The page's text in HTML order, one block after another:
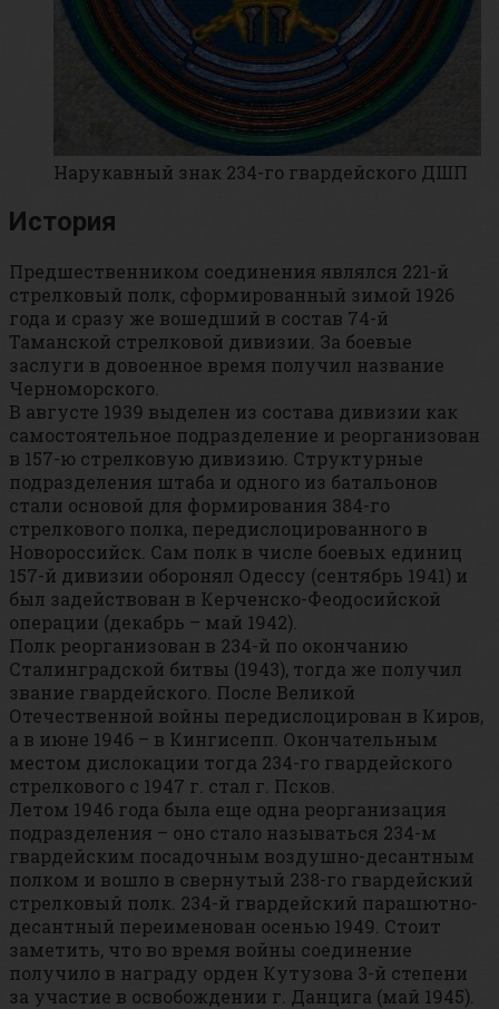
Нарукавный знак 234-го гвардейского ДШП
История
Предшественником соединения являлся 221-й
стрелковый полк, сформированный зимой 1926
года и сразу же вошедший в состав 74-й
Таманской стрелковой дивизии. За боевые
заслуги в довоенное время получил название
Черноморского.
В августе 1939 выделен из состава дивизии как
самостоятельное подразделение и реорганизован
в 157-ю стрелковую дивизию. Структурные
подразделения штаба и одного из батальонов
стали основой для формирования 384-го
стрелкового полка, передислоцированного в
Новороссийск. Сам полк в числе боевых единиц
157-й дивизии оборонял Одессу (сентябрь 1941) и
был задействован в Керченско-Феодосийской
операции (декабрь – май 1942).
Полк реорганизован в 234-й по окончанию
Сталинградской битвы (1943), тогда же получил
звание гвардейского. После Великой
Отечественной войны передислоцирован в Киров,
а в июне 1946 – в Кингисепп. Окончательным
местом дислокации тогда 234-го гвардейского
стрелкового с 1947 г. стал г. Псков.
Летом 1946 года была еще одна реорганизация
подразделения – оно стало называться 234-м
гвардейским посадочным воздушно-десантным
полком и вошло в свернутый 238-го гвардейский
стрелковый полк. 234-й гвардейский парашютно-
десантный переименован осенью 1949. Стоит
заметить, что во время войны соединение
получило в награду орден Кутузова 3-й степени
за участие в освобождении г. Данцига (май 1945).